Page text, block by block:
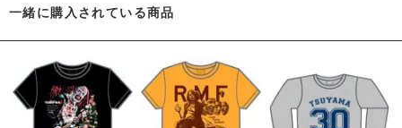
一緒に購入されている商品